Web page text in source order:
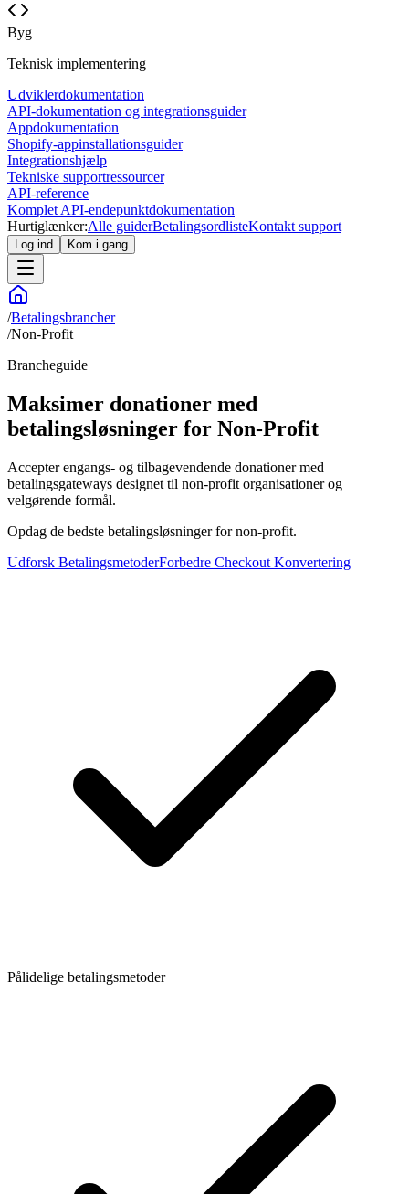
Byg
Teknisk implementering
Udviklerdokumentation
API-dokumentation og integrationsguider
Appdokumentation
Shopify-appinstallationsguider
Integrationshjælp
Tekniske supportressourcer
API-reference
Komplet API-endepunktdokumentation
Hurtiglænker:Alle guiderBetalingsordlisteKontakt support
Log ind Kom i gang
/Betalingsbrancher
/Non-Profit
Brancheguide
Maksimer donationer med
betalingsløsninger for Non-Profit
Accepter engangs- og tilbagevendende donationer med
betalingsgateways designet til non-profit organisationer og
velgørende formål.
Opdag de bedste betalingsløsninger for non-profit.
Udforsk BetalingsmetoderForbedre Checkout Konvertering
Pålidelige betalingsmetoder